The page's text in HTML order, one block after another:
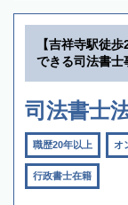
【吉祥寺駅徒
できる司法書士
司法書士
職歴20年以上 オ
行政書士在籍